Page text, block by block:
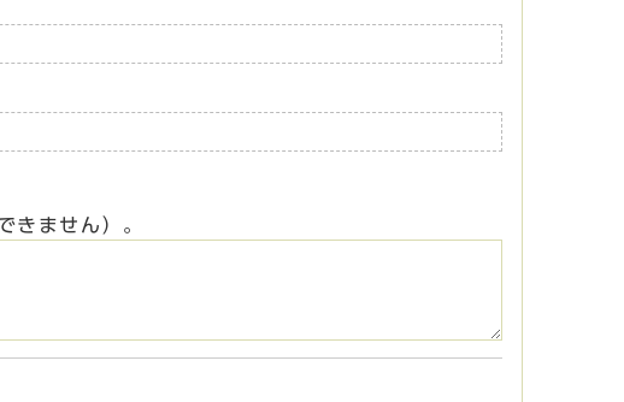
きません）。